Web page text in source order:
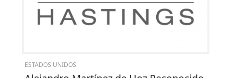
ESTADOS UNIDOS